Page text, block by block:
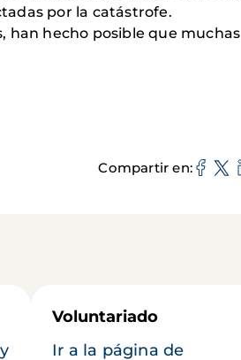
por la catástrofe.
han hecho posible que muchas
Compartir en
Voluntariado
Ir a la página de